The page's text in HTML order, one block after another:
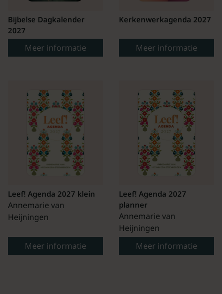
Bijbelse Dagkalender
2027
Meer informatie
Kerkenwerkagenda 2027
Meer informatie
Leef! Agenda 2027 klein
Annemarie van
Heijningen
Meer informatie
Leef! Agenda 2027
planner
Annemarie van
Heijningen
Meer informatie